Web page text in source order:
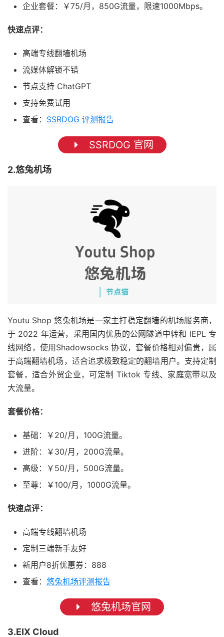
企业套餐：￥75/月，850G流量，限速1000Mbps。
快速点评：
高端专线翻墙机场
流媒体解锁不错
节点支持 ChatGPT
支持免费试用
查看： SSRDOG 评测报告
SSRDOG 官网
2.悠兔机场
Youtu Shop 悠兔机场是一家主打稳定翻墙的机场服务商，
于 2022 年运营，采用国内优质的公网隧道中转和 IEPL 专
线网络，使用Shadowsocks 协议，套餐价格相对偏贵，属
于高端翻墙机场，适合追求极致稳定的翻墙用户。支持定制
套餐，适合外贸企业，可定制 Tiktok 专线、家庭宽带以及
大流量。
套餐价格：
基础：￥20/月，100G流量。
进阶：￥30/月，200G流量。
高级：￥50/月，500G流量。
至尊：￥100/月，1000G流量。
快速点评：
高端专线翻墙机场
定制三端新手友好
新用户8折优惠券：888
查看： 悠兔机场评测报告
悠兔机场官网
3.EIX Cloud